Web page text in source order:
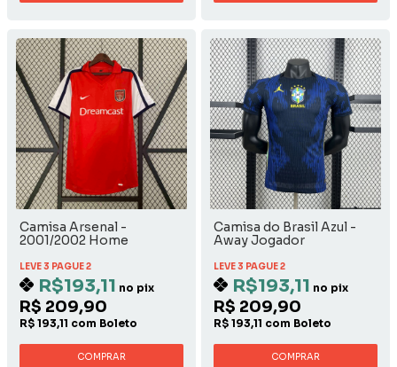
Camisa Arsenal -
2001/2002 Home
LEVE 3 PAGUE 2
R$193,11 no pix
R$ 209,90
R$ 193,11 com Boleto
COMPRAR
Camisa do Brasil Azul -
Away Jogador
LEVE 3 PAGUE 2
R$193,11 no pix
R$ 209,90
R$ 193,11 com Boleto
COMPRAR